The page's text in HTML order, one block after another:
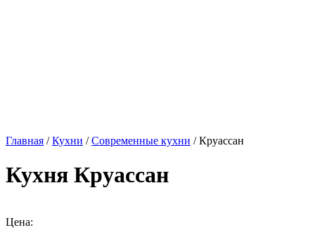
Главная /Кухни /Современные кухни / Круассан
Кухня Круассан
Цена: